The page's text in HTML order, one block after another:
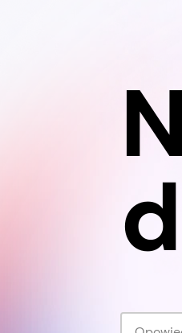
doświadczenie
dlatego, że dla
commerce stała się
obowiązkiem.